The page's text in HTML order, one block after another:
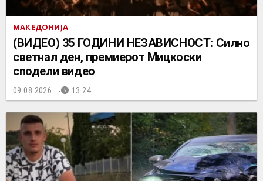
МАКЕДОНИЈА
(ВИДЕО) 35 ГОДИНИ НЕЗАВИСНОСТ: Силно
светнал ден, премиерот Мицкоски
сподели видео
09.08.2026. 13:24